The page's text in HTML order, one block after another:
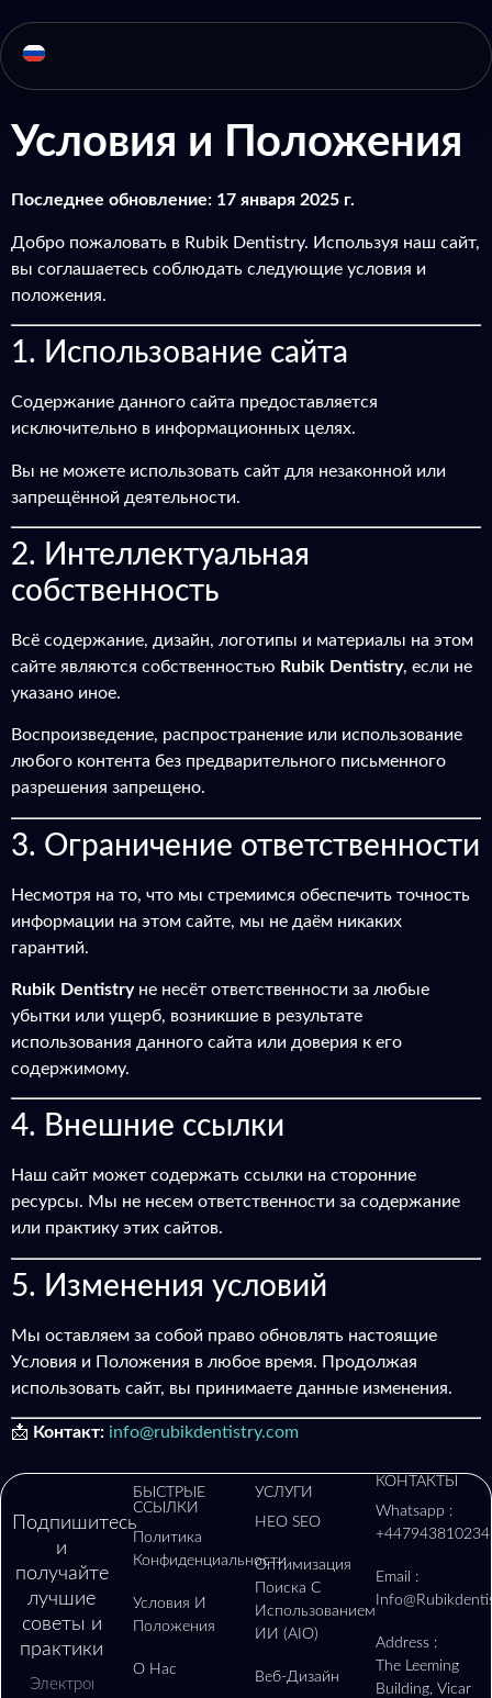
Условия и Положения
Последнее обновление: 17 января 2025 г.
Добро пожаловать в Rubik Dentistry. Используя наш сайт,
вы соглашаетесь соблюдать следующие условия и
положения.
1. Использование сайта
Содержание данного сайта предоставляется
исключительно в информационных целях.
Вы не можете использовать сайт для незаконной или
запрещённой деятельности.
2. Интеллектуальная
собственность
Всё содержание, дизайн, логотипы и материалы на этом
сайте являются собственностью Rubik Dentistry, если не
указано иное.
Воспроизведение, распространение или использование
любого контента без предварительного письменного
разрешения запрещено.
3. Ограничение ответственности
Несмотря на то, что мы стремимся обеспечить точность
информации на этом сайте, мы не даём никаких
гарантий.
Rubik Dentistryне несёт ответственности за любые
убытки или ущерб, возникшие в результате
использования данного сайта или доверия к его
содержимому.
4. Внешние ссылки
Наш сайт может содержать ссылки на сторонние
ресурсы. Мы не несем ответственности за содержание
или практику этих сайтов.
5. Изменения условий
Мы оставляем за собой право обновлять настоящие
Условия и Положения в любое время. Продолжая
использовать сайт, вы принимаете данные изменения.
📩 Контакт: info@rubikdentistry.com
Подпишитесь
и
получайте
лучшие
советы и
практики
БЫСТРЫЕ
ССЫЛКИ
Политика
Конфиденциальности
Условия И
Положения
О Нас
УСЛУГИ
НЕО SEO
Оптимизация
Поиска С
Использованием
ИИ (AIO)
Веб-Дизайн
КОНТАКТЫ
Whatsapp :
+447943810234
Email :
Address :
The Leeming
Building, Vicar